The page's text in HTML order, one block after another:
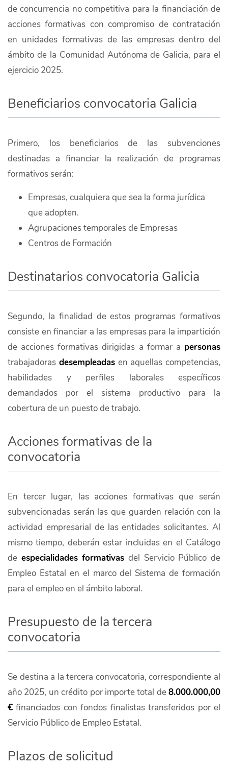
de concurrencia no competitiva para la financiación de
acciones formativas con compromiso de contratación
en unidades formativas de las empresas dentro del
ámbito de la Comunidad Autónoma de Galicia, para el
ejercicio 2025.
Beneficiarios convocatoria Galicia
Primero, los beneficiarios de las subvenciones
destinadas a financiar la realización de programas
formativos serán:
Empresas, cualquiera que sea la forma jurídica
que adopten.
Agrupaciones temporales de Empresas
Centros de Formación
Destinatarios convocatoria Galicia
Segundo, la finalidad de estos programas formativos
consiste en financiar a las empresas para la impartición
de acciones formativas dirigidas a formar a personas
trabajadoras desempleadasen aquellas competencias,
habilidades y perfiles laborales específicos
demandados por el sistema productivo para la
cobertura de un puesto de trabajo.
Acciones formativas de la
convocatoria
En tercer lugar, las acciones formativas que serán
subvencionadas serán las que guarden relación con la
actividad empresarial de las entidades solicitantes. Al
mismo tiempo, deberán estar incluidas en el Catálogo
de especialidades formativas del Servicio Público de
Empleo Estatal en el marco del Sistema de formación
para el empleo en el ámbito laboral.
Presupuesto de la tercera
convocatoria
Se destina a la tercera convocatoria, correspondiente al
año 2025, un crédito por importe total de8.000.000,00
€ financiados con fondos finalistas transferidos por el
Servicio Público de Empleo Estatal.
Plazos de solicitud